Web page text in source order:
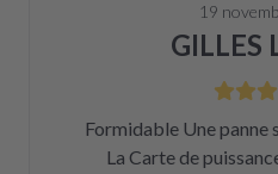
19
GILLES
Formidable Une panne
La Carte de